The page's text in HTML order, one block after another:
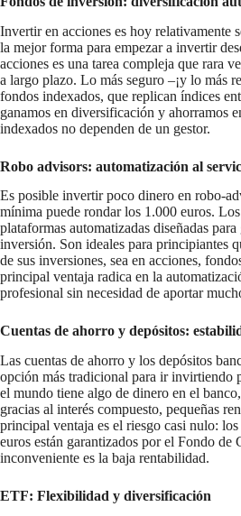
Invertir en acciones es hoy relativamente
la mejor forma para empezar a invertir
acciones es una tarea compleja que rara
a largo plazo. Lo más seguro –¡y lo más
fondos indexados, que replican índices
ganamos en diversificación y ahorramos
indexados no dependen de un gestor.
Robo advisors: automatización al
Es posible invertir poco dinero en robo-
mínima puede rondar los 1.000 euros.
plataformas automatizadas diseñadas
inversión. Son ideales para principiantes
de sus inversiones, sea en acciones,
principal ventaja radica en la
profesional sin necesidad de aportar
Cuentas de ahorro y depósitos:
Las cuentas de ahorro y los depósitos
opción más tradicional para ir invirtiendo
el mundo tiene algo de dinero en el
gracias al interés compuesto, pequeñas
principal ventaja es el riesgo casi nulo:
euros están garantizados por el Fondo de
inconveniente es la baja rentabilidad.
ETF: Flexibilidad y diversificación